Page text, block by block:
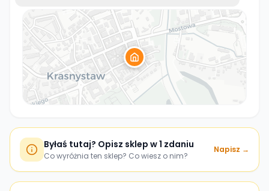
Byłaś tutaj? Opisz sklep w 1 zdaniu
Co wyróżnia ten sklep? Co wiesz o nim?
Napisz →